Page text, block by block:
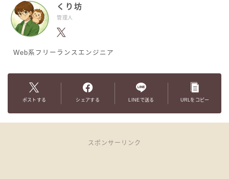
くり坊
管理人
Web系フリーランスエンジニア
ポストする シェアする LINEで送る URLをコピー
スポンサーリンク